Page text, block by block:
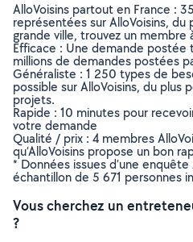
AlloVoisins partout en France :
représentées sur AlloVoisins, du
grande ville, trouvez un membre
Efficace : Une demande postée
millions de demandes postées
Généraliste : 1 250 types de
possible sur AlloVoisins, du plus
projets.
Rapide : 10 minutes pour
votre demande
Qualité / prix : 4 membres
qu’AlloVoisins propose un bon
* Données issues d’une
échantillon de 5 671 personnes
Vous cherchez un
?